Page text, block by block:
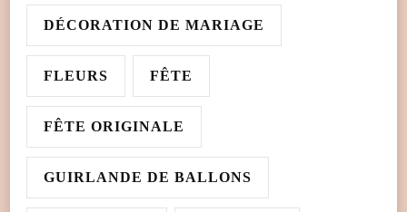
DÉCORATION DE MARIAGE
FLEURS FÊTE
FÊTE ORIGINALE
GUIRLANDE DE BALLONS